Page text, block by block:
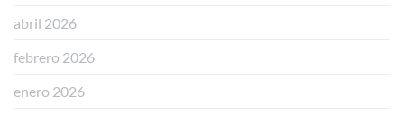
abril 2026
febrero 2026
enero 2026